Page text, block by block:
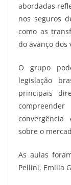
abordadas
nos seguros
como as
do avanço dos
O grupo
legislação
principais
sobre o
As aulas
Pellini, Emilia